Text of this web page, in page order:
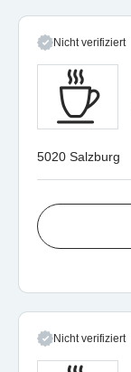
Nicht verifiziert
5020 Salzburg
Nicht verifiziert